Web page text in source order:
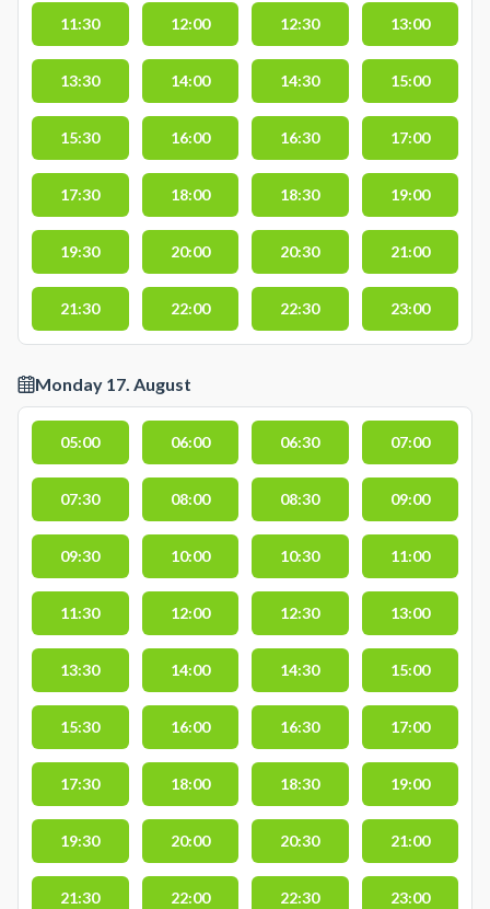
11:30 12:00 12:30 13:00
13:30 14:00 14:30 15:00
15:30 16:00 16:30 17:00
17:30 18:00 18:30 19:00
19:30 20:00 20:30 21:00
21:30 22:00 22:30 23:00
Monday 17. August
05:00 06:00 06:30 07:00
07:30 08:00 08:30 09:00
09:30 10:00 10:30 11:00
11:30 12:00 12:30 13:00
13:30 14:00 14:30 15:00
15:30 16:00 16:30 17:00
17:30 18:00 18:30 19:00
19:30 20:00 20:30 21:00
21:30 22:00 22:30 23:00